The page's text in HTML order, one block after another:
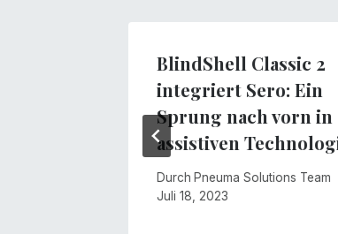
BlindShell Classic 2
integriert Sero: Ein
Sprung nach vorn in
assistiven
Durch Pneuma Solutions Team
Juli 18, 2023